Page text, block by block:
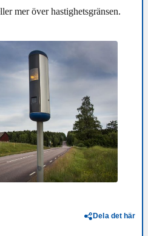
mer över hastighetsgränsen.
Dela det här